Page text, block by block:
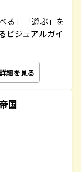
る」「遊ぶ」を
ビジュアルガイ
詳細を見る
国